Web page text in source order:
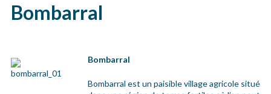
Bombarral
Bombarral
Bombarral est un paisible village agricole situé